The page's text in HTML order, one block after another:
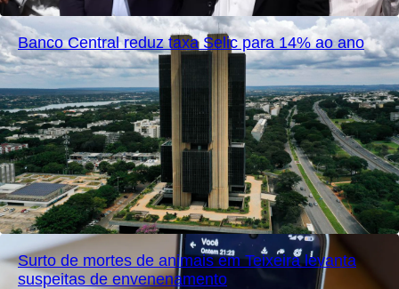
Banco Central reduz taxa Selic para 14% ao ano
Surto de mortes de animais em Teixeira levanta
suspeitas de envenenamento